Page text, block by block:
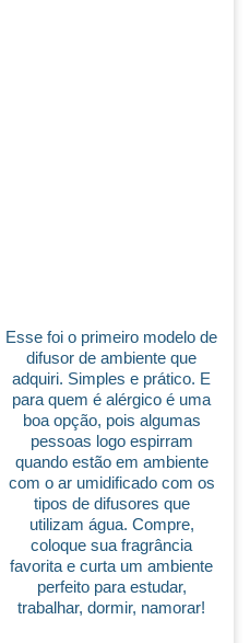
Esse foi o primeiro modelo de
difusor de ambiente que
adquiri. Simples e prático. E
para quem é alérgico é uma
boa opção, pois algumas
pessoas logo espirram
quando estão em ambiente
com o ar umidificado com os
tipos de difusores que
utilizam água. Compre,
coloque sua fragrância
favorita e curta um ambiente
perfeito para estudar,
trabalhar, dormir, namorar!